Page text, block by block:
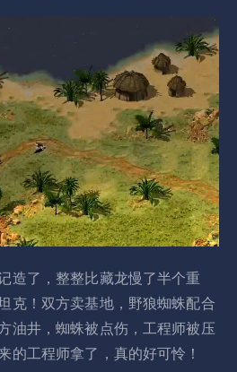
了，整整比藏龙慢了半个重
克！双方卖基地，野狼蜘蛛配合
油井，蜘蛛被点伤，工程师被压
的工程师拿了，真的好可怜！